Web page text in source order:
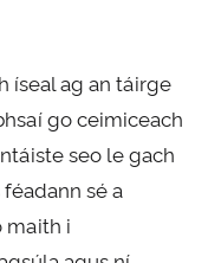
íseal ag an táirge
go ceimiceach
seo le gach
sé a
maith i